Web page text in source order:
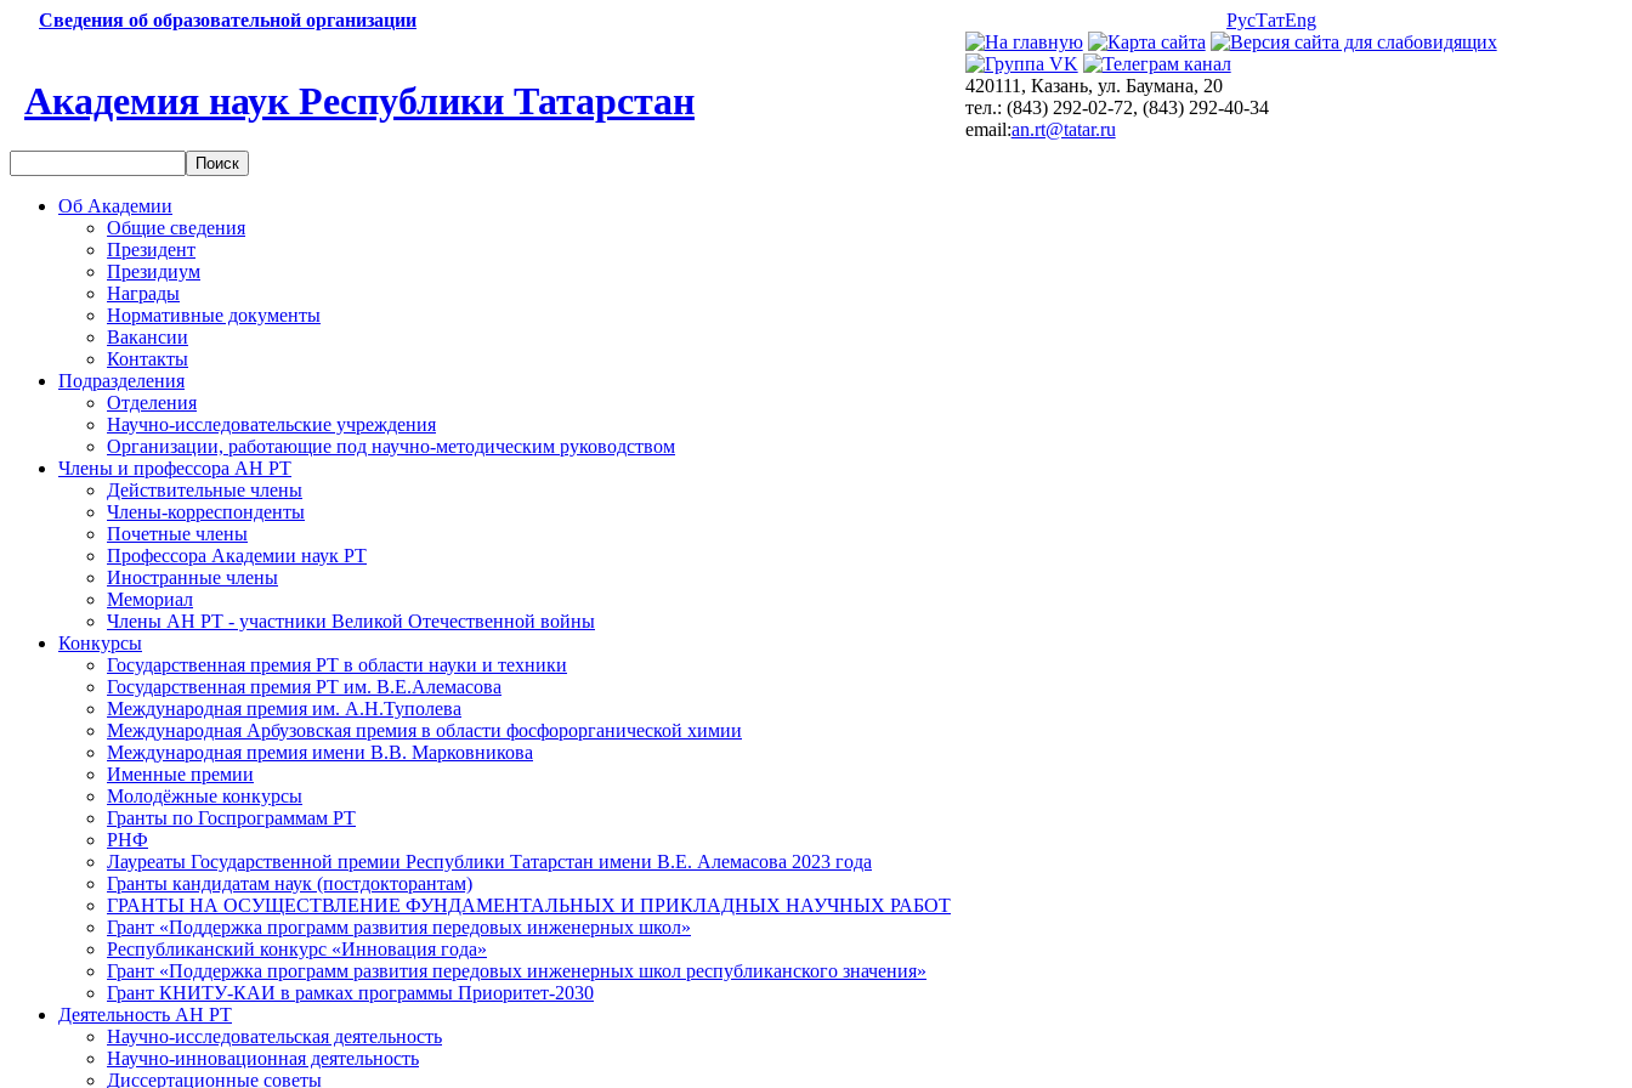
Сведения об образовательной организации РусТатEng
Академия наук Республики Татарстан
420111, Казань, ул. Баумана, 20
тел.: (843) 292-02-72, (843) 292-40-34
email:an.rt@tatar.ru
Об Академии
Общие сведения
Президент
Президиум
Награды
Нормативные документы
Вакансии
Контакты
Подразделения
Отделения
Научно-исследовательские учреждения
Организации, работающие под научно-методическим руководством
Члены и профессора АН РТ
Действительные члены
Члены-корреспонденты
Почетные члены
Профессора Академии наук РТ
Иностранные члены
Мемориал
Члены АН РТ - участники Великой Отечественной войны
Конкурсы
Государственная премия РТ в области науки и техники
Государственная премия РТ им. В.Е.Алемасова
Международная премия им. А.Н.Туполева
Международная Арбузовская премия в области фосфорорганической химии
Международная премия имени В.В. Марковникова
Именные премии
Молодёжные конкурсы
Гранты по Госпрограммам РТ
РНФ
Лауреаты Государственной премии Республики Татарстан имени В.Е. Алемасова 2023 года
Гранты кандидатам наук (постдокторантам)
ГРАНТЫ НА ОСУЩЕСТВЛЕНИЕ ФУНДАМЕНТАЛЬНЫХ И ПРИКЛАДНЫХ НАУЧНЫХ РАБОТ
Грант «Поддержка программ развития передовых инженерных школ»
Республиканский конкурс «Инновация года»
Грант «Поддержка программ развития передовых инженерных школ республиканского значения»
Грант КНИТУ-КАИ в рамках программы Приоритет-2030
Деятельность АН РТ
Научно-исследовательская деятельность
Научно-инновационная деятельность
Диссертационные советы